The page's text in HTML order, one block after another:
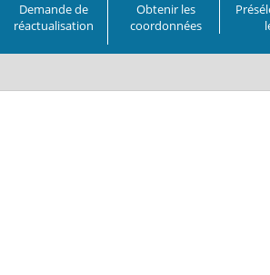
Demande de
réactualisation
Obtenir les
coordonnées